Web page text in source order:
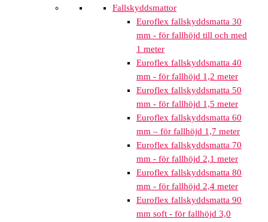
Fallskyddsmattor
Euroflex fallskyddsmatta 30
mm - för fallhöjd till och med
1 meter
Euroflex fallskyddsmatta 40
mm - för fallhöjd 1,2 meter
Euroflex fallskyddsmatta 50
mm - för fallhöjd 1,5 meter
Euroflex fallskyddsmatta 60
mm – för fallhöjd 1,7 meter
Euroflex fallskyddsmatta 70
mm - för fallhöjd 2,1 meter
Euroflex fallskyddsmatta 80
mm - för fallhöjd 2,4 meter
Euroflex fallskyddsmatta 90
mm soft - för fallhöjd 3,0